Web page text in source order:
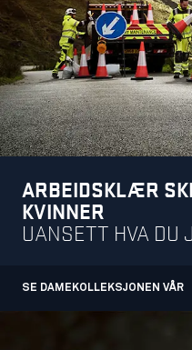
ARBEIDSKLÆR
KVINNER
UANSETT HVA DU
SE DAMEKOLLEKSJONEN VÅR